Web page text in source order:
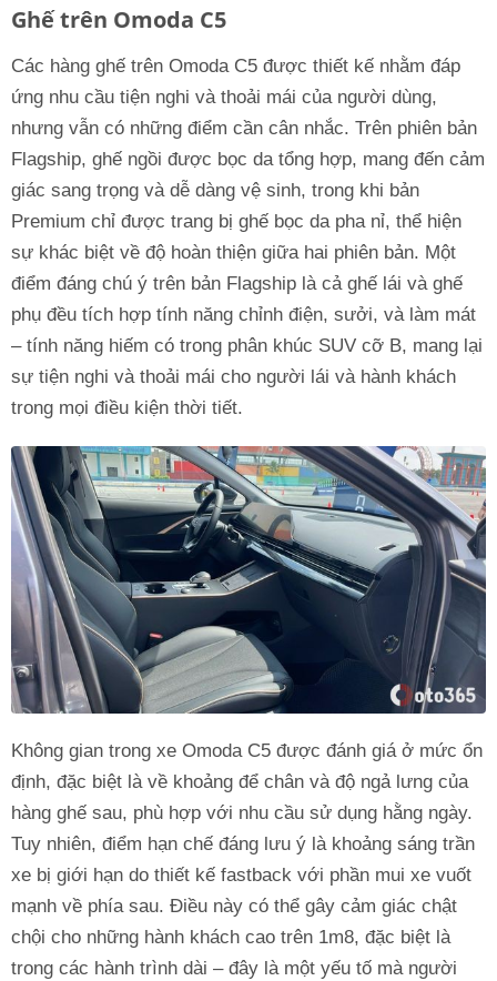
Ghế trên Omoda C5
Các hàng ghế trên Omoda C5 được thiết kế nhằm đáp
ứng nhu cầu tiện nghi và thoải mái của người dùng,
nhưng vẫn có những điểm cần cân nhắc. Trên phiên bản
Flagship, ghế ngồi được bọc da tổng hợp, mang đến cảm
giác sang trọng và dễ dàng vệ sinh, trong khi bản
Premium chỉ được trang bị ghế bọc da pha nỉ, thể hiện
sự khác biệt về độ hoàn thiện giữa hai phiên bản. Một
điểm đáng chú ý trên bản Flagship là cả ghế lái và ghế
phụ đều tích hợp tính năng chỉnh điện, sưởi, và làm mát
– tính năng hiếm có trong phân khúc SUV cỡ B, mang lại
sự tiện nghi và thoải mái cho người lái và hành khách
trong mọi điều kiện thời tiết.
Không gian trong xe Omoda C5 được đánh giá ở mức ổn
định, đặc biệt là về khoảng để chân và độ ngả lưng của
hàng ghế sau, phù hợp với nhu cầu sử dụng hằng ngày.
Tuy nhiên, điểm hạn chế đáng lưu ý là khoảng sáng trần
xe bị giới hạn do thiết kế fastback với phần mui xe vuốt
mạnh về phía sau. Điều này có thể gây cảm giác chật
chội cho những hành khách cao trên 1m8, đặc biệt là
trong các hành trình dài – đây là một yếu tố mà người